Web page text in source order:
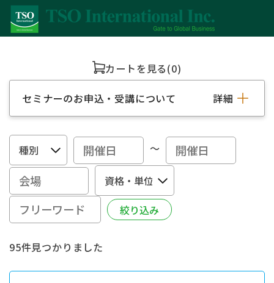
カートを見る(0)
セミナーのお申込・受講について 詳細
～
95件見つかりました